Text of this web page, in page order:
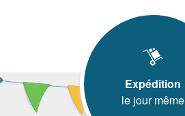
Expédition
le jour même